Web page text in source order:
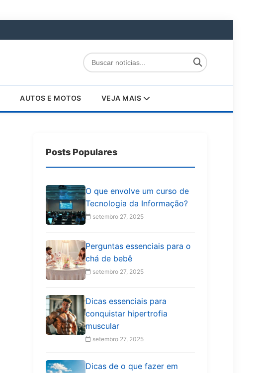
AUTOS E MOTOS VEJA MAIS
Posts Populares
O que envolve um curso de
Tecnologia da Informação?
setembro 27, 2025
Perguntas essenciais para o
chá de bebê
setembro 27, 2025
Dicas essenciais para
conquistar hipertrofia
muscular
setembro 27, 2025
Dicas de o que fazer em